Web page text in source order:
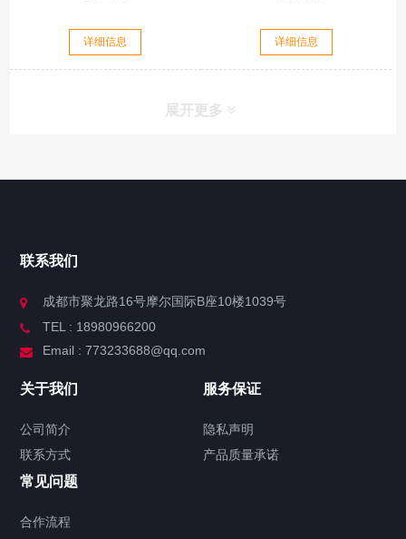
详细信息 详细信息
展开更多
联系我们
成都市聚龙路16号摩尔国际B座10楼1039号
TEL : 18980966200
Email : 773233688@qq.com
关于我们
公司简介
联系方式
服务保证
隐私声明
产品质量承诺
常见问题
合作流程